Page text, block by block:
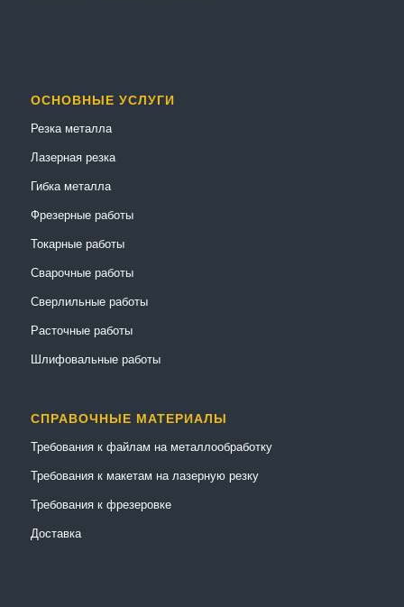
ОСНОВНЫЕ УСЛУГИ
Резка металла
Лазерная резка
Гибка металла
Фрезерные работы
Токарные работы
Сварочные работы
Сверлильные работы
Расточные работы
Шлифовальные работы
СПРАВОЧНЫЕ МАТЕРИАЛЫ
Требования к файлам на металлообработку
Требования к макетам на лазерную резку
Требования к фрезеровке
Доставка